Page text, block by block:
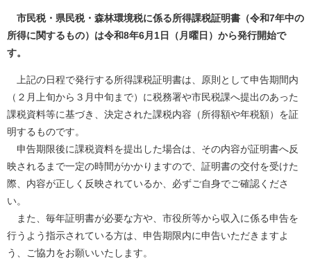
市民税・県民税・森林環境税に係る所得課税証明書（令和7年中の
所得に関するもの）は令和8年6月1日（月曜日）から発行開始で
す。
上記の日程で発行する所得課税証明書は、原則として申告期間内
（２月上旬から３月中旬まで）に税務署や市民税課へ提出のあった
課税資料等に基づき、決定された課税内容（所得額や年税額）を証
明するものです。
申告期限後に課税資料を提出した場合は、その内容が証明書へ反
映されるまで一定の時間がかかりますので、証明書の交付を受けた
際、内容が正しく反映されているか、必ずご自身でご確認くださ
い。
また、毎年証明書が必要な方や、市役所等から収入に係る申告を
行うよう指示されている方は、申告期限内に申告いただきますよ
う、ご協力をお願いいたします。